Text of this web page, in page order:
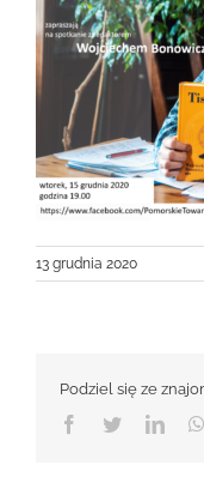
13 grudnia 2020
Podziel się ze
Facebook
Twitter